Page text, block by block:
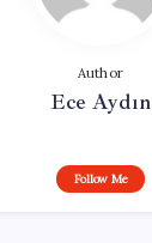
Author
Ece Aydın
Follow Me